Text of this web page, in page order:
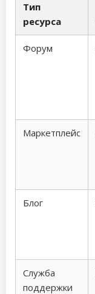
Тип
ресурса
Форум
Маркетплейс
Блог
Служба
поддержки